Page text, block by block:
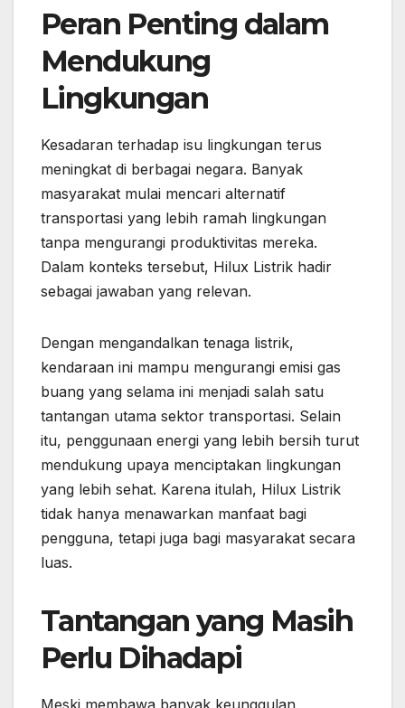
Peran Penting dalam
Mendukung
Lingkungan
Kesadaran terhadap isu lingkungan terus
meningkat di berbagai negara. Banyak
masyarakat mulai mencari alternatif
transportasi yang lebih ramah lingkungan
tanpa mengurangi produktivitas mereka.
Dalam konteks tersebut, Hilux Listrik hadir
sebagai jawaban yang relevan.
Dengan mengandalkan tenaga listrik,
kendaraan ini mampu mengurangi emisi gas
buang yang selama ini menjadi salah satu
tantangan utama sektor transportasi. Selain
itu, penggunaan energi yang lebih bersih turut
mendukung upaya menciptakan lingkungan
yang lebih sehat. Karena itulah, Hilux Listrik
tidak hanya menawarkan manfaat bagi
pengguna, tetapi juga bagi masyarakat secara
luas.
Tantangan yang Masih
Perlu Dihadapi